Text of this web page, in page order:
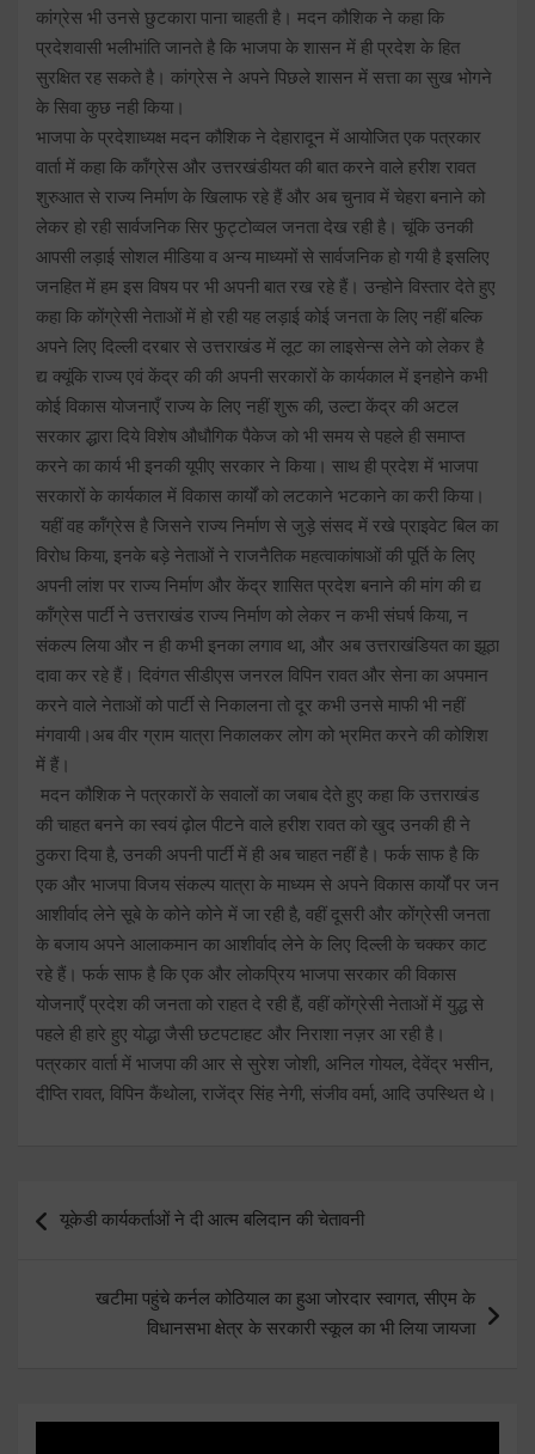
कांग्रेस भी उनसे छुटकारा पाना चाहती है। मदन कौशिक ने कहा कि
प्रदेशवासी भलीभांति जानते है कि भाजपा के शासन में ही प्रदेश के हित
सुरक्षित रह सकते है। कांग्रेस ने अपने पिछले शासन में सत्ता का सुख भोगने
के सिवा कुछ नही किया।
भाजपा के प्रदेशाध्यक्ष मदन कौशिक ने देहारादून में आयोजित एक पत्रकार
वार्ता में कहा कि कॉंग्रेस और उत्तरखंडीयत की बात करने वाले हरीश रावत
शुरुआत से राज्य निर्माण के खिलाफ रहे हैं और अब चुनाव में चेहरा बनाने को
लेकर हो रही सार्वजनिक सिर फुट्टोव्वल जनता देख रही है। चूंकि उनकी
आपसी लड़ाई सोशल मीडिया व अन्य माध्यमों से सार्वजनिक हो गयी है इसलिए
जनहित में हम इस विषय पर भी अपनी बात रख रहे हैं। उन्होने विस्तार देते हुए
कहा कि कोंग्रेसी नेताओं में हो रही यह लड़ाई कोई जनता के लिए नहीं बल्कि
अपने लिए दिल्ली दरबार से उत्तराखंड में लूट का लाइसेन्स लेने को लेकर है
द्य क्यूंकि राज्य एवं केंद्र की की अपनी सरकारों के कार्यकाल में इनहोने कभी
कोई विकास योजनाएँ राज्य के लिए नहीं शुरू की, उल्टा केंद्र की अटल
सरकार द्धारा दिये विशेष औधौगिक पैकेज को भी समय से पहले ही समाप्त
करने का कार्य भी इनकी यूपीए सरकार ने किया। साथ ही प्रदेश में भाजपा
सरकारों के कार्यकाल में विकास कार्यों को लटकाने भटकाने का करी किया।
यहीं वह कॉंग्रेस है जिसने राज्य निर्माण से जुड़े संसद में रखे प्राइवेट बिल का
विरोध किया, इनके बड़े नेताओं ने राजनैतिक महत्वाकांषाओं की पूर्ति के लिए
अपनी लांश पर राज्य निर्माण और केंद्र शासित प्रदेश बनाने की मांग की द्य
कॉंग्रेस पार्टी ने उत्तराखंड राज्य निर्माण को लेकर न कभी संघर्ष किया, न
संकल्प लिया और न ही कभी इनका लगाव था, और अब उत्तराखंडियत का झूठा
दावा कर रहे हैं। दिवंगत सीडीएस जनरल विपिन रावत और सेना का अपमान
करने वाले नेताओं को पार्टी से निकालना तो दूर कभी उनसे माफी भी नहीं
मंगवायी।अब वीर ग्राम यात्रा निकालकर लोग को भ्रमित करने की कोशिश
में हैं।
मदन कौशिक ने पत्रकारों के सवालों का जबाब देते हुए कहा कि उत्तराखंड
की चाहत बनने का स्वयं ढ़ोल पीटने वाले हरीश रावत को खुद उनकी ही ने
ठुकरा दिया है, उनकी अपनी पार्टी में ही अब चाहत नहीं है। फर्क साफ है कि
एक और भाजपा विजय संकल्प यात्रा के माध्यम से अपने विकास कार्यों पर जन
आशीर्वाद लेने सूबे के कोने कोने में जा रही है, वहीं दूसरी और कोंग्रेसी जनता
के बजाय अपने आलाकमान का आशीर्वाद लेने के लिए दिल्ली के चक्कर काट
रहे हैं। फर्क साफ है कि एक और लोकप्रिय भाजपा सरकार की विकास
योजनाएँ प्रदेश की जनता को राहत दे रही हैं, वहीं कोंग्रेसी नेताओं में युद्ध से
पहले ही हारे हुए योद्धा जैसी छटपटाहट और निराशा नज़र आ रही है।
पत्रकार वार्ता में भाजपा की आर से सुरेश जोशी, अनिल गोयल, देवेंद्र भसीन,
दीप्ति रावत, विपिन कैंथोला, राजेंद्र सिंह नेगी, संजीव वर्मा, आदि उपस्थित थे।
navigation
यूकेडी कार्यकर्ताओं ने दी आत्म बलिदान की चेतावनी
खटीमा पहुंचे कर्नल कोठियाल का हुआ जोरदार स्वागत, सीएम के
विधानसभा क्षेत्र के सरकारी स्कूल का भी लिया जायजा